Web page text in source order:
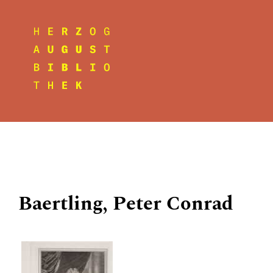
Baertling, Peter Conrad